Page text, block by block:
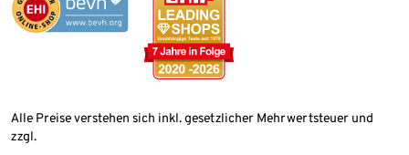
Alle Preise verstehen sich inkl. gesetzlicher Mehrwertsteuer und
zzgl.